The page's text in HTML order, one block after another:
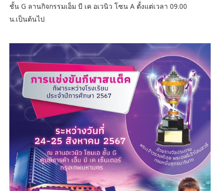
ชั้น G ลานกิจกรรมเอ็ม บี เค อเวนิว โซน A ตั้งแต่เวลา 09.00
น.เป็นต้นไป